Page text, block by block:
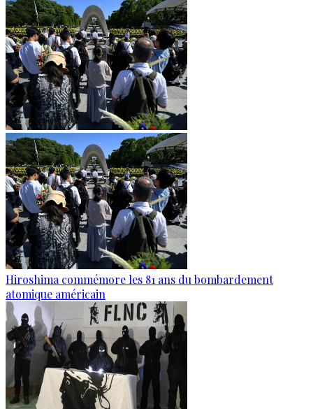
Hiroshima commémore les 81 ans du bombardement
atomique américain